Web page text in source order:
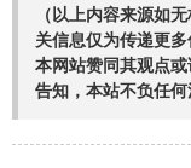
（以上内容来源如
关信息仅为传递更
本网站赞同其观点
告知，本站不负任何